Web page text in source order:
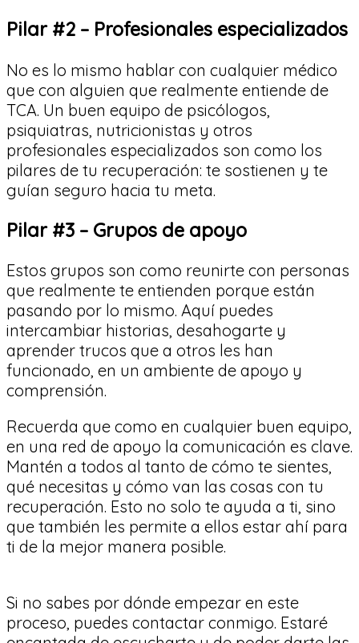
Pilar #2 – Profesionales especializados
No es lo mismo hablar con cualquier médico
que con alguien que realmente entiende de
TCA. Un buen equipo de psicólogos,
psiquiatras, nutricionistas y otros
profesionales especializados son como los
pilares de tu recuperación: te sostienen y te
guían seguro hacia tu meta.
Pilar #3 – Grupos de apoyo
Estos grupos son como reunirte con personas
que realmente te entienden porque están
pasando por lo mismo. Aquí puedes
intercambiar historias, desahogarte y
aprender trucos que a otros les han
funcionado, en un ambiente de apoyo y
comprensión.
Recuerda que como en cualquier buen equipo,
en una red de apoyo la comunicación es clave.
Mantén a todos al tanto de cómo te sientes,
qué necesitas y cómo van las cosas con tu
recuperación. Esto no solo te ayuda a ti, sino
que también les permite a ellos estar ahí para
ti de la mejor manera posible.
Si no sabes por dónde empezar en este
proceso, puedes contactar conmigo. Estaré